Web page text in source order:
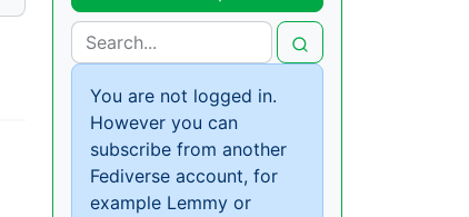
You are not logged in.
However you can
subscribe from another
Fediverse account, for
example Lemmy or